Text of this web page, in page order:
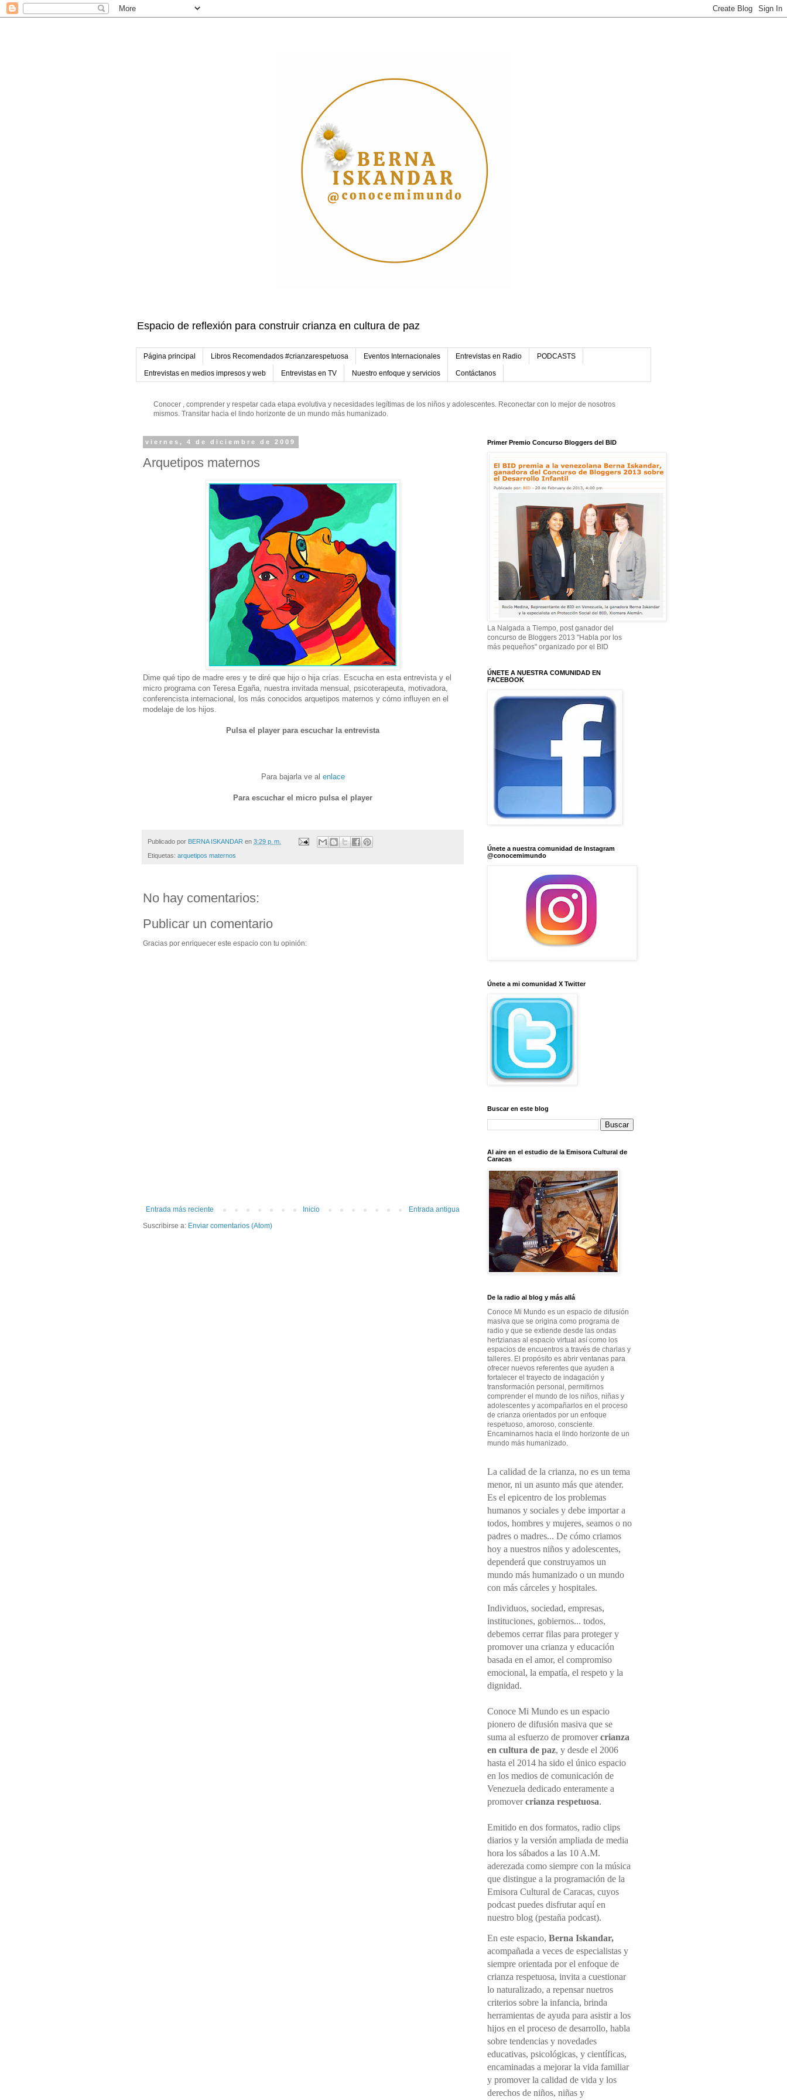
Espacio de reflexión para construir crianza en cultura de paz
Página principal Libros Recomendados #crianzarespetuosa Eventos Internacionales Entrevistas en Radio PODCASTS
Entrevistas en medios impresos y web Entrevistas en TV Nuestro enfoque y servicios Contáctanos
Conocer , comprender y respetar cada etapa evolutiva y necesidades legítimas de los niños y adolescentes. Reconectar con lo mejor de nosotros
mismos. Transitar hacia el lindo horizonte de un mundo más humanizado.
viernes, 4 de diciembre de 2009
Arquetipos maternos
Dime qué tipo de madre eres y te diré que hijo o hija crías. Escucha en esta entrevista y el
micro programa con Teresa Egaña, nuestra invitada mensual, psicoterapeuta, motivadora,
conferencista internacional, los más conocidos arquetipos maternos y cómo influyen en el
modelaje de los hijos.
Pulsa el player para escuchar la entrevista
Para bajarla ve al enlace
Para escuchar el micro pulsa el player
Publicado por BERNA ISKANDAR en 3:29 p. m.
Etiquetas: arquetipos maternos
No hay comentarios:
Publicar un comentario
Gracias por enriquecer este espacio con tu opinión:
Entrada más reciente Entrada antigua
Inicio
Suscribirse a: Enviar comentarios (Atom)
Primer Premio Concurso Bloggers del BID
La Nalgada a Tiempo, post ganador del
concurso de Bloggers 2013 "Habla por los
más pequeños" organizado por el BID
ÚNETE A NUESTRA COMUNIDAD EN
FACEBOOK
Únete a nuestra comunidad de Instagram
@conocemimundo
Únete a mi comunidad X Twitter
Buscar en este blog
Al aire en el estudio de la Emisora Cultural de
Caracas
De la radio al blog y más allá
Conoce Mi Mundo es un espacio de difusión
masiva que se origina como programa de
radio y que se extiende desde las ondas
hertzianas al espacio virtual así como los
espacios de encuentros a través de charlas y
talleres. El propósito es abrir ventanas para
ofrecer nuevos referentes que ayuden a
fortalecer el trayecto de indagación y
transformación personal, permitirnos
comprender el mundo de los niños, niñas y
adolescentes y acompañarlos en el proceso
de crianza orientados por un enfoque
respetuoso, amoroso, consciente.
Encaminarnos hacia el lindo horizonte de un
mundo más humanizado.
La calidad de la crianza, no es un tema
menor, ni un asunto más que atender.
Es el epicentro de los problemas
humanos y sociales y debe importar a
todos, hombres y mujeres, seamos o no
padres o madres... De cómo criamos
hoy a nuestros niños y adolescentes,
dependerá que construyamos un
mundo más humanizado o un mundo
con más cárceles y hospitales.
Individuos, sociedad, empresas,
instituciones, gobiernos... todos,
debemos cerrar filas para proteger y
promover una crianza y educación
basada en el amor, el compromiso
emocional, la empatía, el respeto y la
dignidad.
Conoce Mi Mundo es un espacio
pionero de difusión masiva que se
suma al esfuerzo de promovercrianza
en cultura de paz, y desde el 2006
hasta el 2014 ha sido el único espacio
en los medios de comunicación de
Venezuela dedicado enteramente a
promovercrianza respetuosa.
Emitido en dos formatos, radio clips
diarios y la versión ampliada de media
hora los sábados a las 10 A.M.
aderezada como siempre con la música
que distingue a la programación de la
Emisora Cultural de Caracas, cuyos
podcast puedes disfrutar aquí en
nuestro blog (pestaña podcast).
En este espacio, Berna Iskandar,
acompañada a veces de especialistas y
siempre orientada por el enfoque de
crianza respetuosa, invita a cuestionar
lo naturalizado, a repensar nuetros
criterios sobre la infancia, brinda
herramientas de ayuda para asistir a los
hijos en el proceso de desarrollo, habla
sobre tendencias y novedades
educativas, psicológicas, y científicas,
encaminadas a mejorar la vida familiar
y promover la calidad de vida y los
derechos de niños, niñas y